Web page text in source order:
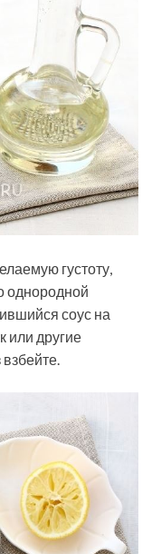
густоту,
однородной
соус на
или другие